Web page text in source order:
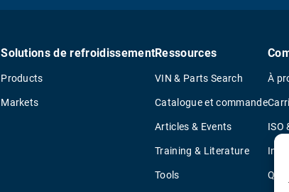
Solutions de refroidissement
Products
Markets
Ressources
VIN & Parts Search
Catalogue et commande
Articles & Events
Training & Literature
Tools
À
ISO